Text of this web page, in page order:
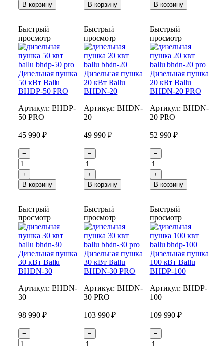
В корзину
В корзину
В корзину
Быстрый
просмотр
Дизельная пушка
50 кВт Ballu
BHDP-50 PRO
Артикул: BHDP-
50 PRO
45 990 ₽
−
+
В корзину
Быстрый
просмотр
Дизельная пушка
20 кВт Ballu
BHDN-20
Артикул:BHDN-
20
49 990 ₽
−
+
В корзину
Быстрый
просмотр
Дизельная пушка
20 кВт Ballu
BHDN-20 PRO
Артикул: BHDN-
20 PRO
52 990 ₽
−
+
В корзину
Быстрый
просмотр
Дизельная пушка
30 кВт Ballu
BHDN-30
Артикул: BHDN-
30
98 990 ₽
−
Быстрый
просмотр
Дизельная пушка
30 кВт Ballu
BHDN-30 PRO
Артикул:BHDN-
30 PRO
103 990 ₽
−
Быстрый
просмотр
Дизельная пушка
100 кВт Ballu
BHDP-100
Артикул: BHDP-
100
109 990 ₽
−